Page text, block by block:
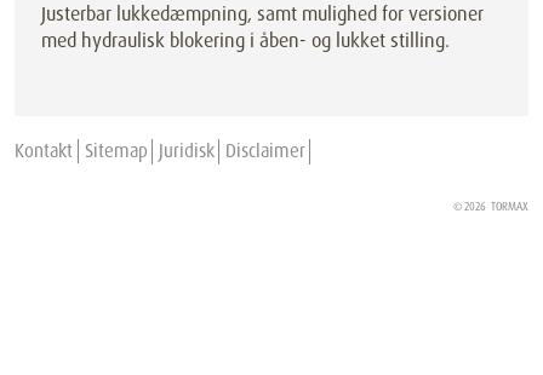
Justerbar lukkedæmpning, samt mulighed for versioner
med hydraulisk blokering i åben- og lukket stilling.
Kontakt Sitemap Juridisk Disclaimer
© 2026 TORMAX